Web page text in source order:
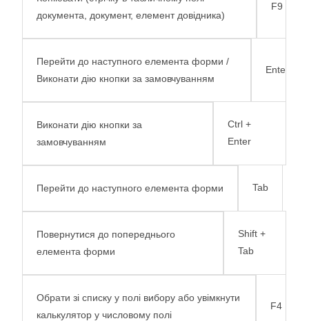
документа, документ, елемент довідника)
F9
Перейти до наступного елемента форми /
Виконати дію кнопки за замовчуванням
Enter
Виконати дію кнопки за
замовчуванням
Ctrl +
Enter
Перейти до наступного елемента форми Tab
Повернутися до попереднього
елемента форми
Shift +
Tab
Обрати зі списку у полі вибору або увімкнути
калькулятор у числовому полі
F4